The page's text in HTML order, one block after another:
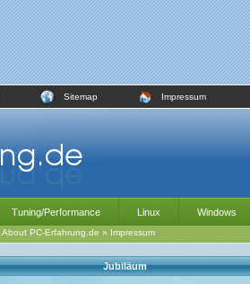
Sitemap Impressum
Tuning/Performance Linux Windows
About PC-Erfahrung.de » Impressum
Jubiläum